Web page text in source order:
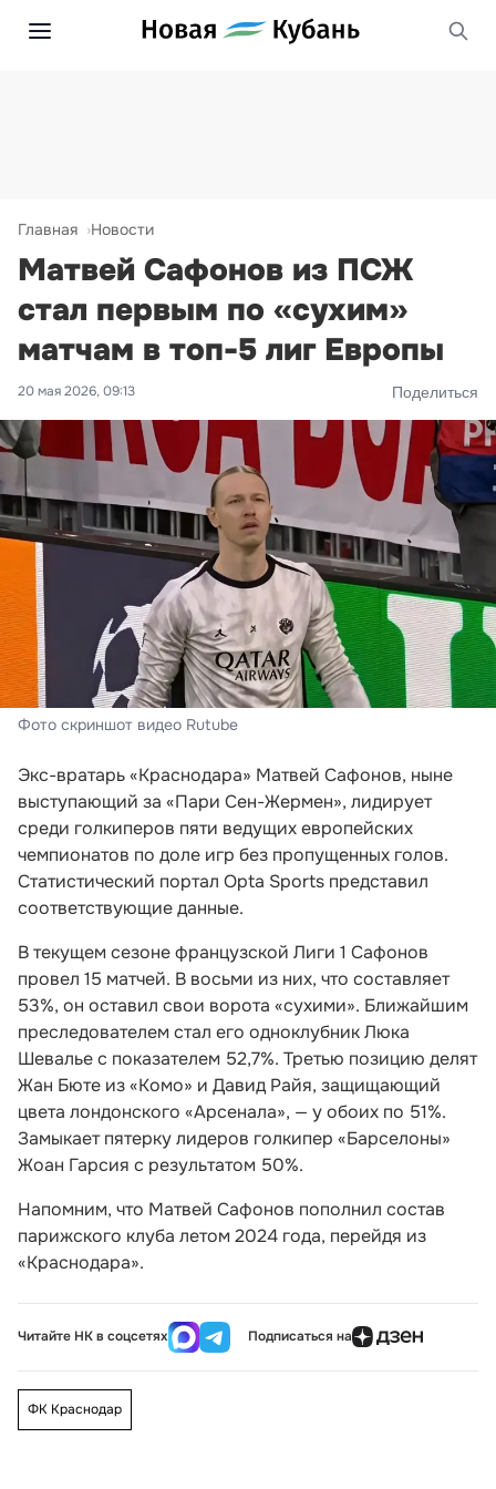
Главная Новости
Матвей Сафонов из ПСЖ
стал первым по «сухим»
матчам в топ-5 лиг Европы
20 мая 2026, 09:13 Поделиться
Фото скриншот видео Rutube
Экс-вратарь «Краснодара» Матвей Сафонов, ныне
выступающий за «Пари Сен-Жермен», лидирует
среди голкиперов пяти ведущих европейских
чемпионатов по доле игр без пропущенных голов.
Статистический портал Opta Sports представил
соответствующие данные.
В текущем сезоне французской Лиги 1 Сафонов
провел 15 матчей. В восьми из них, что составляет
53%, он оставил свои ворота «сухими». Ближайшим
преследователем стал его одноклубник Люка
Шевалье с показателем 52,7%. Третью позицию делят
Жан Бюте из «Комо» и Давид Райя, защищающий
цвета лондонского «Арсенала», — у обоих по 51%.
Замыкает пятерку лидеров голкипер «Барселоны»
Жоан Гарсия с результатом 50%.
Напомним, что Матвей Сафонов пополнил состав
парижского клуба летом 2024 года, перейдя из
«Краснодара».
Читайте НК в соцсетях Подписаться на
ФК Краснодар